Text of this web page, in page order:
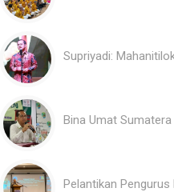
Supriyadi:
Bina Umat
Pelantikan